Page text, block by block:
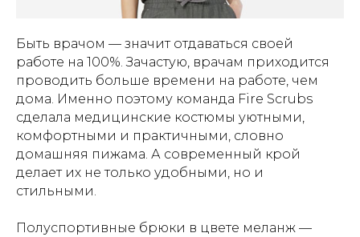
Быть врачом — значит отдаваться своей
работе на 100%. Зачастую, врачам приходится
проводить больше времени на работе, чем
дома. Именно поэтому команда Fire Scrubs
сделала медицинские костюмы уютными,
комфортными и практичными, словно
домашняя пижама. А современный крой
делает их не только удобными, но и
стильными.
Полуспортивные брюки в цвете меланж —